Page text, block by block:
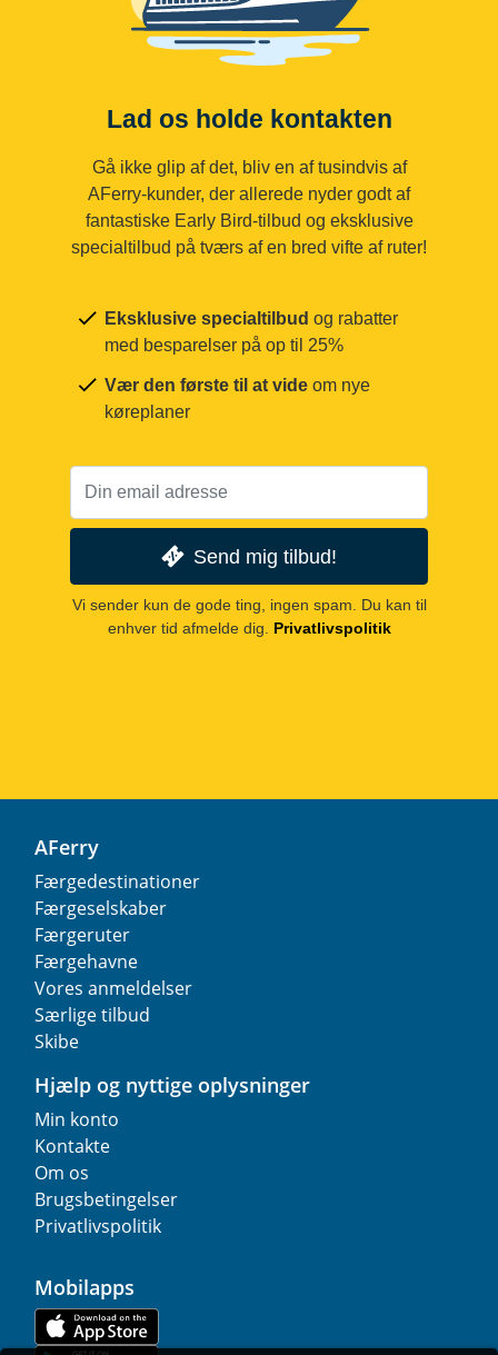
Lad os holde kontakten
Gå ikke glip af det, bliv en af tusindvis af
AFerry-kunder, der allerede nyder godt af
fantastiske Early Bird-tilbud og eksklusive
specialtilbud på tværs af en bred vifte af ruter!
Eksklusive specialtilbud og rabatter
med besparelser på op til 25%
Vær den første til at vide om nye
køreplaner
Send mig tilbud!
Vi sender kun de gode ting, ingen spam. Du kan til
enhver tid afmelde dig. Privatlivspolitik
AFerry
Færgedestinationer
Færgeselskaber
Færgeruter
Færgehavne
Vores anmeldelser
Særlige tilbud
Skibe
Hjælp og nyttige oplysninger
Min konto
Kontakte
Om os
Brugsbetingelser
Privatlivspolitik
Mobilapps